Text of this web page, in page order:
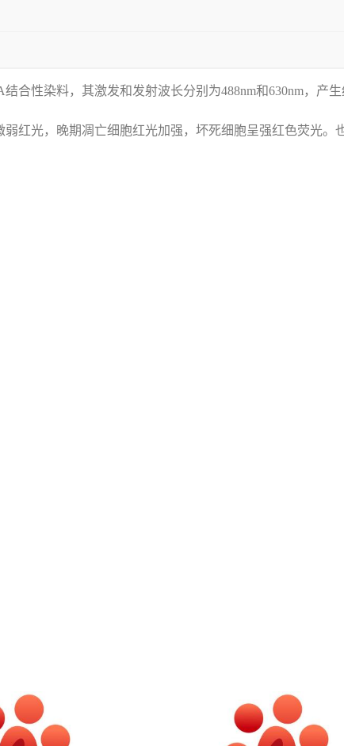
合性染料，其激发和发射波长分别为488nm和630nm，产
红光，晚期凋亡细胞红光加强，坏死细胞呈强红色荧光